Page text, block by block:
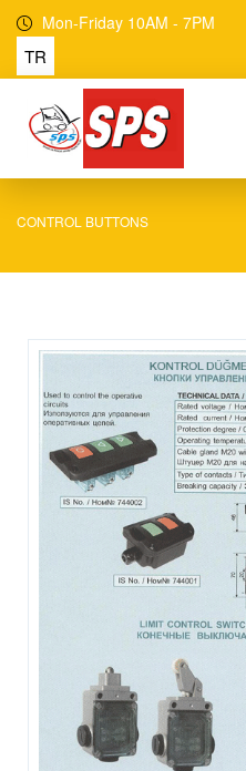
Mon-Friday 10AM - 7PM
TR
CONTROL BUTTONS